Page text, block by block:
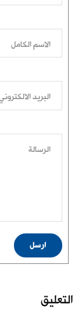
الاسم الكامل
البريد
الرسالة
ارسل
التعليق